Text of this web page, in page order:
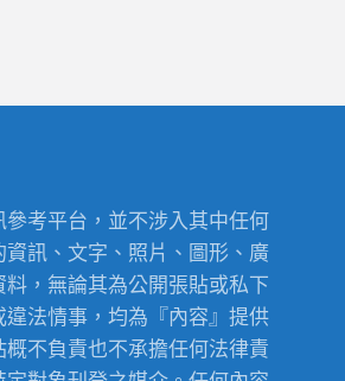
參考平台，並不涉入其中任何
訊、文字、照片、圖形、廣
，無論其為公開張貼或私下
法情事，均為『內容』提供
不負責也不承擔任何法律責